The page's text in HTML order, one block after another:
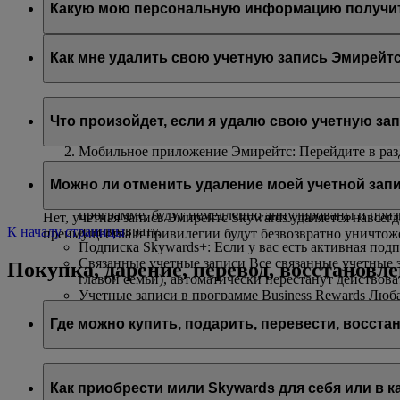
Какую мою персональную информацию
Авиакомпания flydubai получит ваше имя и адрес
согласнополитике конфиденциальности flydubai.
Как мне удалить свою учетную запись
Мобильное приложение Эмирейтс: Перейдите в
Интерактивный чат: Обратитесь к нашим
Что произойдет, если я удалю свою учетную
Если вы захотите удалить свою учетную запись
Неиспользованные мили Skywards и
программе, будут немедленно аннулированы и
или возврату.
Подписка Skywards+: Если у вас есть активная
Связанные учетные записи Все связанные
главой семьи), автоматически перестанут
Учетные записи в программе Business Rewards
недоступной при использовании этих
Можно ли отменить удаление моей учетной
Нет, учетная запись Эмирейтс Skywards удаляется
преимущества и привилегии будут безвозвратно
К началу страницы
Покупка, дарение, перевод,
Где можно купить, подарить, перевести,
Вы можете купить, подарить и перевести мили
Как приобрести мили Skywards для себя или в